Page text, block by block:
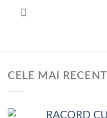
CELE MAI
RACORD